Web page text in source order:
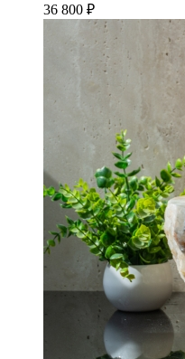
36 800 ₽